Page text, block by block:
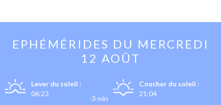
EPHÉMÉRIDES DU MERCREDI
12 AOÛT
Lever du soleil :
06:23
-3 min
Coucher du soleil :
21:04